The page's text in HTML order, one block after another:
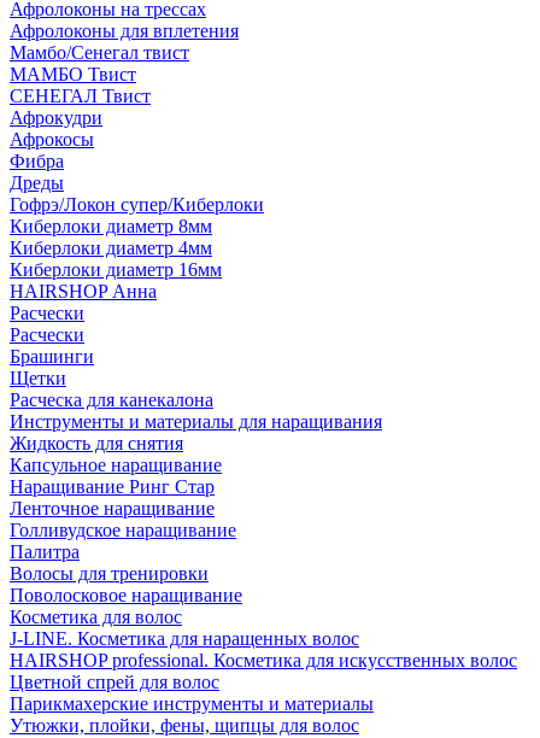
Афролоконы на трессах
Афролоконы для вплетения
Мамбо/Сенегал твист
МАМБО Твист
СЕНЕГАЛ Твист
Афрокудри
Афрокосы
Фибра
Дреды
Гофрэ/Локон супер/Киберлоки
Киберлоки диаметр 8мм
Киберлоки диаметр 4мм
Киберлоки диаметр 16мм
HAIRSHOP Анна
Расчески
Расчески
Брашинги
Щетки
Расческа для канекалона
Инструменты и материалы для наращивания
Жидкость для снятия
Капсульное наращивание
Наращивание Ринг Стар
Ленточное наращивание
Голливудское наращивание
Палитра
Волосы для тренировки
Поволосковое наращивание
Косметика для волос
J-LINE. Косметика для наращенных волос
HAIRSHOP professional. Косметика для искусственных волос
Цветной спрей для волос
Парикмахерские инструменты и материалы
Утюжки, плойки, фены, щипцы для волос